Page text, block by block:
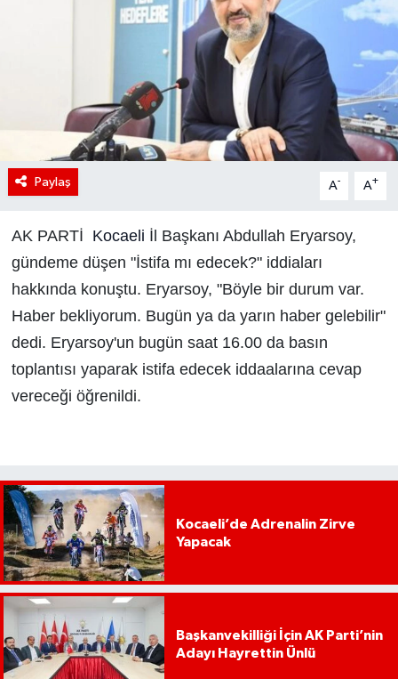
Paylaş A- A+
AK PARTİ Kocaeli İl Başkanı Abdullah Eryarsoy,
gündeme düşen "İstifa mı edecek?" iddiaları
hakkında konuştu. Eryarsoy, "Böyle bir durum var.
Haber bekliyorum. Bugün ya da yarın haber gelebilir"
dedi. Eryarsoy'un bugün saat 16.00 da basın
toplantısı yaparak istifa edecek iddaalarına cevap
vereceği öğrenildi.
Kocaeli’de Adrenalin Zirve
Yapacak
Başkanvekilliği İçin AK Parti’nin
Adayı Hayrettin Ünlü